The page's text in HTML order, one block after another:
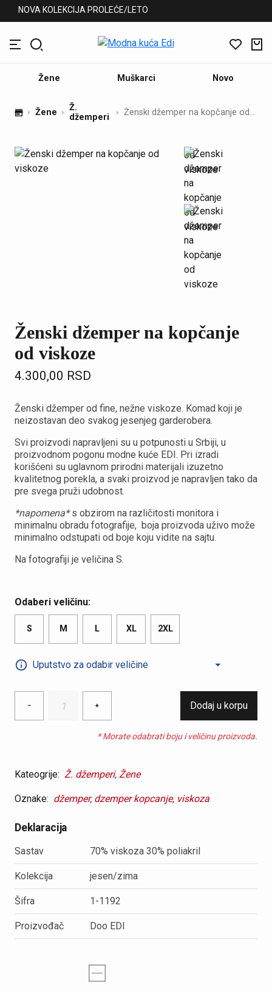
NOVA KOLEKCIJA PROLEĆE/LETO
Žene Muškarci Novo
Žene
Ž.
džemperi
Ženski džemper na kopčanje od viskoze
Ženski džemper na kopčanje
od viskoze
4.300,00 RSD
Ženski džemper od fine, nežne viskoze. Komad koji je
neizostavan deo svakog jesenjeg garderobera.
Svi proizvodi napravljeni su u potpunosti u Srbiji, u
proizvodnom pogonu modne kuće EDI. Pri izradi
korišćeni su uglavnom prirodni materijali izuzetno
kvalitetnog porekla, a svaki proizvod je napravljen tako da
pre svega pruži udobnost.
*napomena*s obzirom na različitosti monitora i
minimalnu obradu fotografije, boja proizvoda uživo može
minimalno odstupati od boje koju vidite na sajtu.
Na fotografiji je veličina S.
Odaberi veličinu:
S M L XL 2XL
Uputstvo za odabir veličine
−
viskoze
+ Dodaj u korpu
* Morate odabrati boju i veličinu proizvoda.
Kateogrije: Ž. džemperi, Žene
Oznake: džemper, dzemper kopcanje, viskoza
Deklaracija
Sastav 70% viskoza 30% poliakril
Kolekcija jesen/zima
Šifra 1-1192
Proizvođač Doo EDI